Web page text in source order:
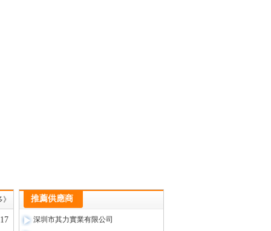
推薦供應商
深圳市其力實業有限公司